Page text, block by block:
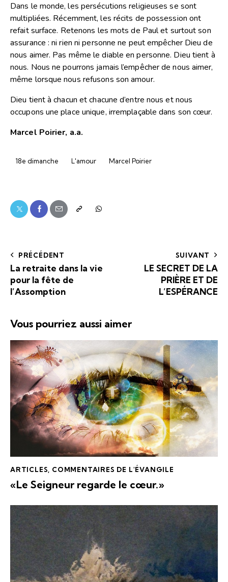
Dans le monde, les persécutions religieuses se sont
multipliées. Récemment, les récits de possession ont
refait surface. Retenons les mots de Paul et surtout son
assurance : ni rien ni personne ne peut empêcher Dieu de
nous aimer. Pas même le diable en personne. Dieu tient à
nous. Nous ne pourrons jamais l’empêcher de nous aimer,
même lorsque nous refusons son amour.
Dieu tient à chacun et chacune d’entre nous et nous
occupons une place unique, irremplaçable dans son cœur.
Marcel Poirier, a.a.
18e dimanche L'amour Marcel Poirier
PRÉCÉDENT
La retraite dans la vie
pour la fête de
l’Assomption
SUIVANT
LE SECRET DE LA
PRIÈRE ET DE
L’ESPÉRANCE
Vous pourriez aussi aimer
ARTICLES, COMMENTAIRES DE L'ÉVANGILE
«Le Seigneur regarde le cœur.»